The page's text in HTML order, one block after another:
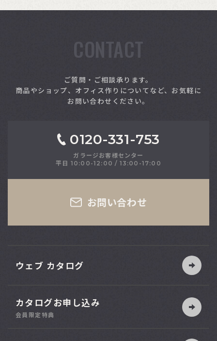
CONTACT
ご質問・ご相談承ります。
商品やショップ、オフィス作りについてなど、お気軽に
お問い合わせください。
0120-331-753
ガラージお客様センター
平日 10:00-12:00 / 13:00-17:00
お問い合わせ
ウェブ カタログ
カタログお申し込み
会員限定特典